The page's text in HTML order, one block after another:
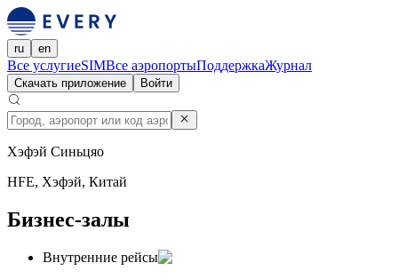
ru en
Все услугиeSIMВсе аэропортыПоддержкаЖурнал
Скачать приложение Войти
Хэфэй Синьцяо
HFE, Хэфэй, Китай
Бизнес-залы
Внутренние рейсы